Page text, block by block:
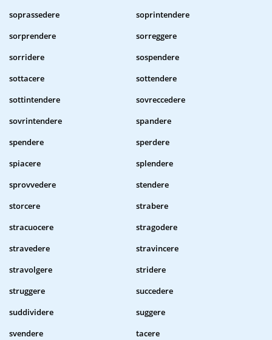
soprassedere
soprintendere
sorprendere
sorreggere
sorridere
sospendere
sottacere
sottendere
sottintendere
sovreccedere
sovrintendere
spandere
spendere
sperdere
spiacere
splendere
sprovvedere
stendere
storcere
strabere
stracuocere
stragodere
stravedere
stravincere
stravolgere
stridere
struggere
succedere
suddividere
suggere
svendere
tacere